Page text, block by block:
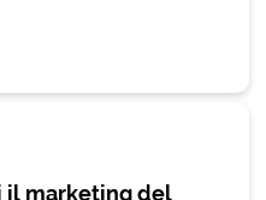
il marketing del